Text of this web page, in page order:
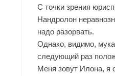
С точки зрения
Нандролон
надо разорвать.
Однако, видимо,
следующий раз
Меня зовут Илона, я